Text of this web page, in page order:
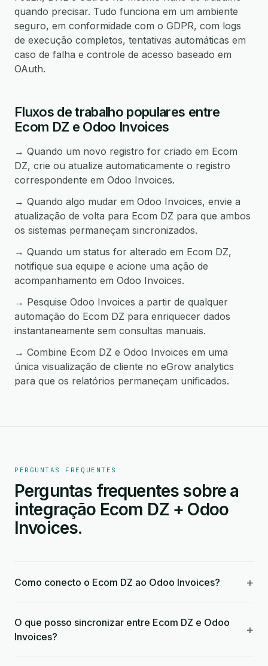
quando precisar. Tudo funciona em um ambiente
seguro, em conformidade com o GDPR, com logs
de execução completos, tentativas automáticas em
caso de falha e controle de acesso baseado em
OAuth.
Fluxos de trabalho populares entre
Ecom DZ e Odoo Invoices
→ Quando um novo registro for criado em Ecom
DZ, crie ou atualize automaticamente o registro
correspondente em Odoo Invoices.
→ Quando algo mudar em Odoo Invoices, envie a
atualização de volta para Ecom DZ para que ambos
os sistemas permaneçam sincronizados.
→ Quando um status for alterado em Ecom DZ,
notifique sua equipe e acione uma ação de
acompanhamento em Odoo Invoices.
→ Pesquise Odoo Invoices a partir de qualquer
automação do Ecom DZ para enriquecer dados
instantaneamente sem consultas manuais.
→ Combine Ecom DZ e Odoo Invoices em uma
única visualização de cliente no eGrow analytics
para que os relatórios permaneçam unificados.
PERGUNTAS FREQUENTES
Perguntas frequentes sobre a
integração Ecom DZ + Odoo
Invoices.
Como conecto o Ecom DZ ao Odoo Invoices? +
O que posso sincronizar entre Ecom DZ e Odoo
Invoices?
+